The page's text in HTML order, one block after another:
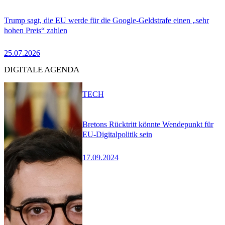
Trump sagt, die EU werde für die Google-Geldstrafe einen „sehr
hohen Preis“ zahlen
25.07.2026
DIGITALE AGENDA
Bretons Rücktritt könnte Wendepunkt für
EU-Digitalpolitik sein
17.09.2024
TECH